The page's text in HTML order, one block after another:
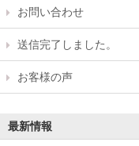
お問い合わせ
送信完了しました。
お客様の声
最新情報